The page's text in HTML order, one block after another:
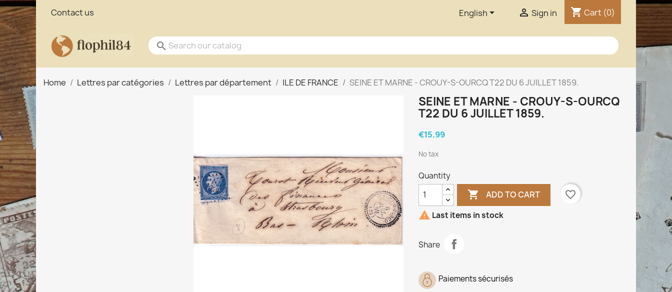
Contact us English  Sign in shopping_cart Cart (0)
search
Home Lettres par catégories Lettres par département ILE DE FRANCE SEINE ET MARNE - CROUY-S-OURCQ T22 DU 6 JUILLET 1859.
SEINE ET MARNE - CROUY-S-OURCQ
T22 DU 6 JUILLET 1859.
€15.99
No tax
Quantity
 ADD TO CART
favorite_border
 Last items in stock
Share
Paiements sécurisés